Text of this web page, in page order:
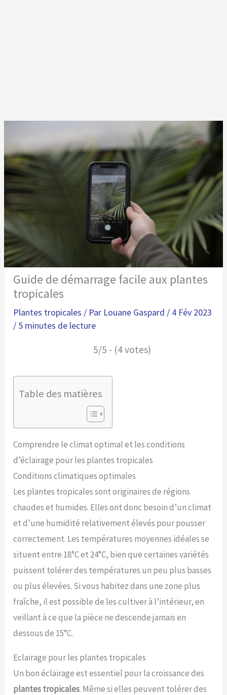
Guide de démarrage facile aux plantes
tropicales
Plantes tropicales / Par Louane Gaspard / 4 Fév 2023
/ 5 minutes de lecture
5/5 - (4 votes)
Table des matières
Comprendre le climat optimal et les conditions
d’éclairage pour les plantes tropicales
Conditions climatiques optimales
Les plantes tropicales sont originaires de régions
chaudes et humides. Elles ont donc besoin d’un climat
et d’une humidité relativement élevés pour pousser
correctement. Les températures moyennes idéales se
situent entre 18°C et 24°C, bien que certaines variétés
puissent tolérer des températures un peu plus basses
ou plus élevées. Si vous habitez dans une zone plus
fraîche, il est possible de les cultiver à l’intérieur, en
veillant à ce que la pièce ne descende jamais en
dessous de 15°C.
Eclairage pour les plantes tropicales
Un bon éclairage est essentiel pour la croissance des
plantes tropicales. Même si elles peuvent tolérer des